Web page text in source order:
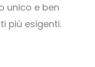
unico e ben
più esigenti.